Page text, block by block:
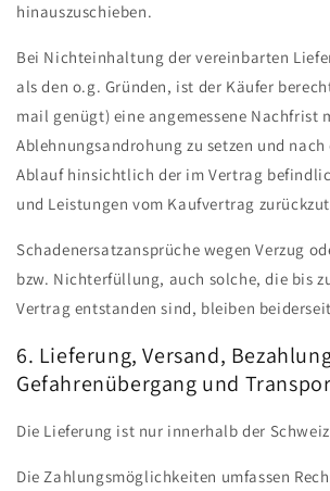
hinauszuschieben.
Bei Nichteinhaltung der vereinbarten
als den o.g. Gründen, ist der Käufer
mail genügt) eine angemessene Nachfrist
Ablehnungsandrohung zu setzen und
Ablauf hinsichtlich der im Vertrag
und Leistungen vom Kaufvertrag
Schadenersatzansprüche wegen Verzug
bzw. Nichterfüllung, auch solche, die bis
Vertrag entstanden sind, bleiben
6. Lieferung, Versand,
Gefahrenübergang und
Die Lieferung ist nur innerhalb der
Die Zahlungsmöglichkeiten umfassen